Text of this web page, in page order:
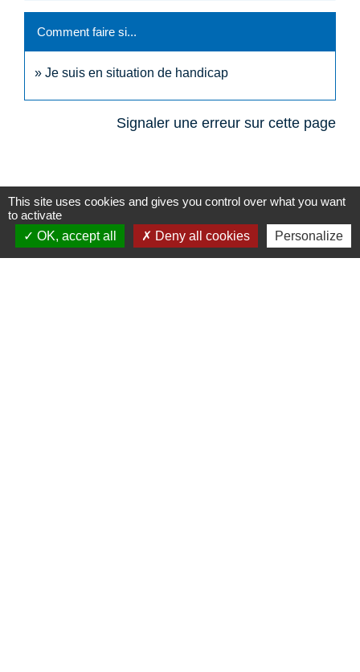
Comment faire si...
Je suis en situation de handicap
Signaler une erreur sur cette page
N° utiles
Commune de Saint-Léger-les-Vignes
This site uses cookies and gives you control over what you want
to activate
OK, accept all
Deny all cookies Personalize